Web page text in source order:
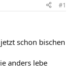
#1
schon bischen
anders lebe